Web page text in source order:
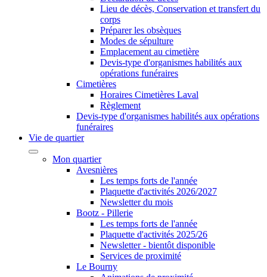
Lieu de décès, Conservation et transfert du
corps
Préparer les obsèques
Modes de sépulture
Emplacement au cimetière
Devis-type d'organismes habilités aux
opérations funéraires
Cimetières
Horaires Cimetières Laval
Règlement
Devis-type d'organismes habilités aux opérations
funéraires
Vie de quartier
Mon quartier
Avesnières
Les temps forts de l'année
Plaquette d'activités 2026/2027
Newsletter du mois
Bootz - Pillerie
Les temps forts de l'année
Plaquette d'activités 2025/26
Newsletter - bientôt disponible
Services de proximité
Le Bourny